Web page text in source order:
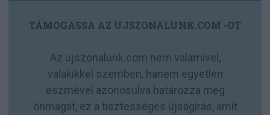
TÁMOGASSA AZ UJSZONALUNK.COM -OT
Az ujszonalunk.com nem valamivel,
valakikkel szemben, hanem egyetlen
eszmével azonosulva határozza meg
önmagát, ez a tisztességes újságírás, amit